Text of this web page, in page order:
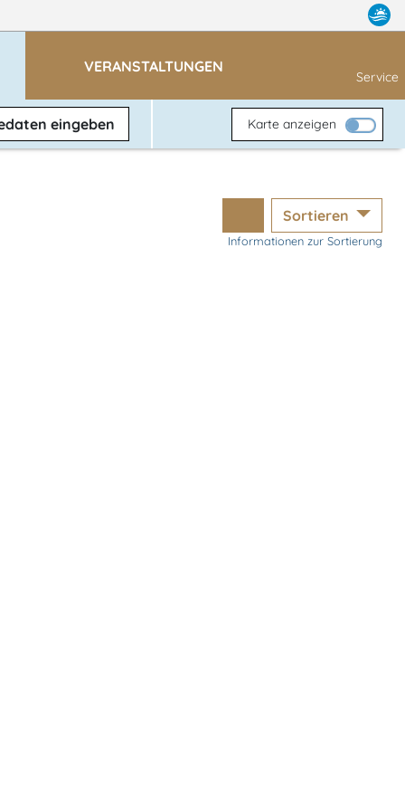
VERANSTALTUNGEN
Service
eingeben Karte anzeigen
Sortieren
Informationen zur Sortierung